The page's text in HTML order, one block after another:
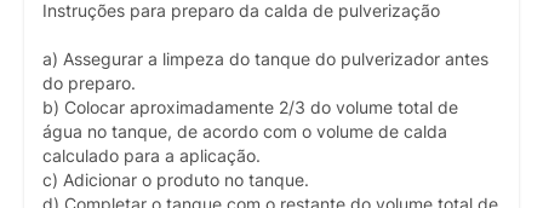
Instruções para preparo da calda de pulverização
a) Assegurar a limpeza do tanque do pulverizador antes
do preparo.
b) Colocar aproximadamente 2/3 do volume total de
água no tanque, de acordo com o volume de calda
calculado para a aplicação.
c) Adicionar o produto no tanque.